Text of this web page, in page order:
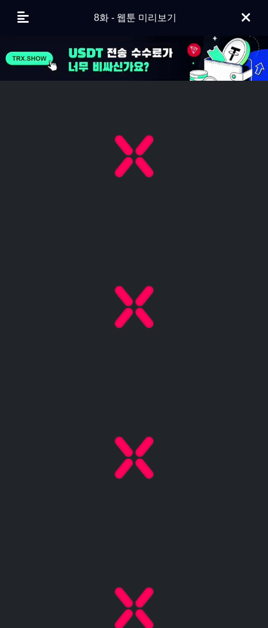
8화 - 웹툰 미리보기